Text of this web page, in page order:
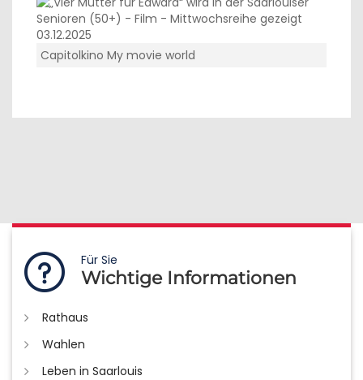
Capitolkino My movie world
Für Sie
Wichtige Informationen
Rathaus
Wahlen
Leben in Saarlouis